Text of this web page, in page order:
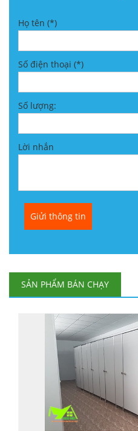
Họ tên (*)
Số điện thoại (*)
Số lượng:
Lời nhắn
SẢN PHẨM BÁN CHẠY